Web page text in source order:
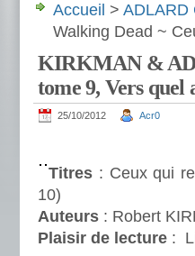
Accueil > ADLARD
Walking Dead ~
KIRKMAN &
tome 9, Vers quel
25/10/2012 Acr0
Titres : Ceux qui
10)
Auteurs : Robert
Plaisir de lecture :